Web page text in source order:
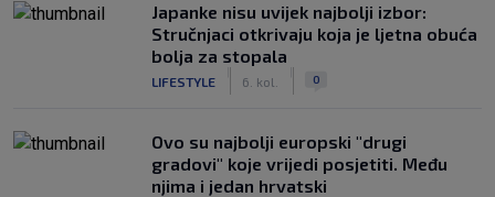
Japanke nisu uvijek najbolji izbor:
Stručnjaci otkrivaju koja je ljetna obuća
bolja za stopala
LIFESTYLE 6. kol. 0
Ovo su najbolji europski "drugi
gradovi" koje vrijedi posjetiti. Među
njima i jedan hrvatski